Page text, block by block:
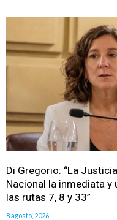
Di Gregorio: “La
Nacional la inmediata
las rutas 7, 8 y 33”
8 agosto, 2026